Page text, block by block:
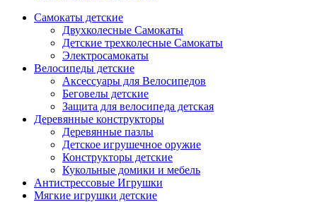
Самокаты детские
Двухколесные Cамокаты
Детские трехколесные Самокаты
Электросамокаты
Велосипеды детские
Аксессуары для Велосипедов
Беговелы детские
Защита для велосипеда детская
Деревянные конструкторы
Деревянные пазлы
Детское игрушечное оружие
Конструкторы детские
Кукольные домики и мебель
Антистрессовые Игрушки
Мягкие игрушки детские